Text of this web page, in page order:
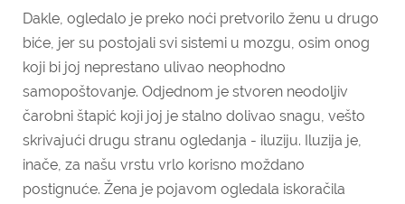
Dakle, ogledalo je preko noći pretvorilo ženu u drugo
biće, jer su postojali svi sistemi u mozgu, osim onog
koji bi joj neprestano ulivao neophodno
samopoštovanje. Odjednom je stvoren neodoljiv
čarobni štapić koji joj je stalno dolivao snagu, vešto
skrivajući drugu stranu ogledanja - iluziju. Iluzija je,
inače, za našu vrstu vrlo korisno moždano
postignuće. Žena je pojavom ogledala iskoračila